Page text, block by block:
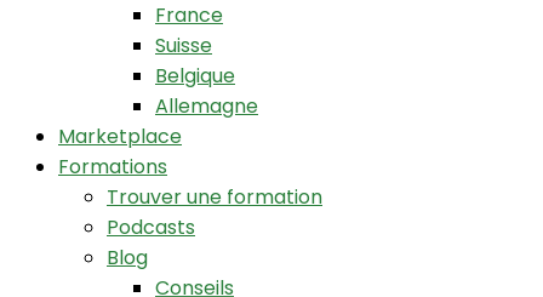
France
Suisse
Belgique
Allemagne
Marketplace
Formations
Trouver une formation
Podcasts
Blog
Conseils